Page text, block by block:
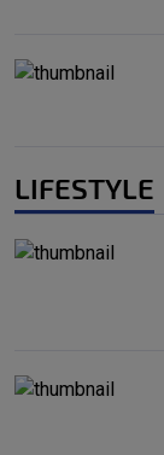
LIFESTYLE